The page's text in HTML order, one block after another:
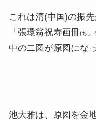
これは清(中国)の振
「張環翁祝寿画冊(ちょ
中の二図が原図にな
池大雅は、原図を金